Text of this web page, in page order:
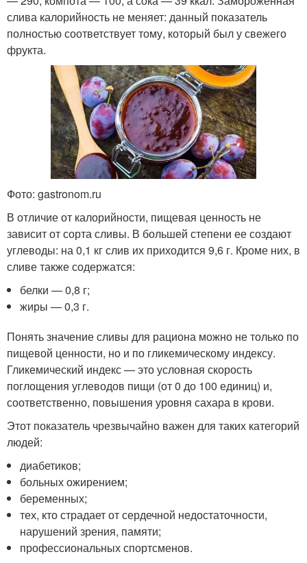
слива калорийность не меняет: данный показатель
полностью соответствует тому, который был у свежего
фрукта.
Фото: gastronom.ru
В отличие от калорийности, пищевая ценность не
зависит от сорта сливы. В большей степени ее создают
углеводы: на 0,1 кг слив их приходится 9,6 г. Кроме них, в
сливе также содержатся:
белки — 0,8 г;
жиры — 0,3 г.
Понять значение сливы для рациона можно не только по
пищевой ценности, но и по гликемическому индексу.
Гликемический индекс — это условная скорость
поглощения углеводов пищи (от 0 до 100 единиц) и,
соответственно, повышения уровня сахара в крови.
Этот показатель чрезвычайно важен для таких категорий
людей:
диабетиков;
больных ожирением;
беременных;
тех, кто страдает от сердечной недостаточности,
нарушений зрения, памяти;
профессиональных спортсменов.